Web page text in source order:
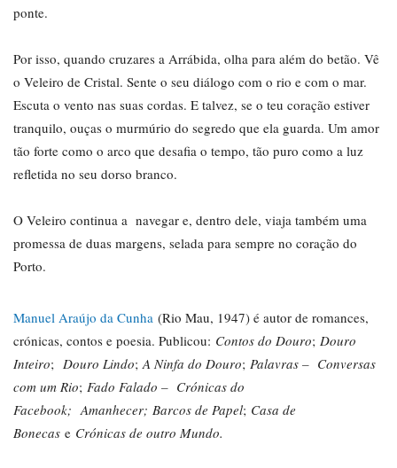
ponte.
Por isso, quando cruzares a Arrábida, olha para além do betão. Vê
o Veleiro de Cristal. Sente o seu diálogo com o rio e com o mar.
Escuta o vento nas suas cordas. E talvez, se o teu coração estiver
tranquilo, ouças o murmúrio do segredo que ela guarda. Um amor
tão forte como o arco que desafia o tempo, tão puro como a luz
refletida no seu dorso branco.
O Veleiro continua a navegar e, dentro dele, viaja também uma
promessa de duas margens, selada para sempre no coração do
Porto.
Manuel Araújo da Cunha (Rio Mau, 1947) é autor de romances,
crónicas, contos e poesia. Publicou: Contos do Douro; Douro
Inteiro; Douro Lindo;A Ninfa do Douro; Palavras – Conversas
com um Rio; Fado Falado – Crónicas do
Facebook; Amanhecer; Barcos de Papel; Casa de
Bonecas e Crónicas de outro Mundo.